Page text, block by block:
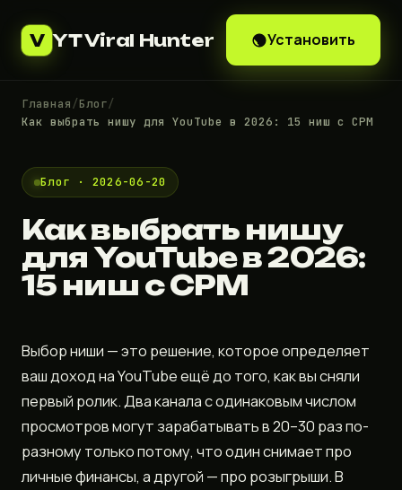
V YT Viral Hunter Установить
Главная/Блог/
Как выбрать нишу для YouTube в 2026: 15 ниш с CPM
Блог · 2026-06-20
Как выбрать нишу
для YouTube в 2026:
15 ниш с CPM
Выбор ниши — это решение, которое определяет
ваш доход на YouTube ещё до того, как вы сняли
первый ролик. Два канала с одинаковым числом
просмотров могут зарабатывать в 20–30 раз по-
разному только потому, что один снимает про
личные финансы, а другой — про розыгрыши. В